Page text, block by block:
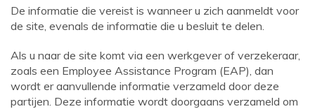
De informatie die vereist is wanneer u zich aanmeldt voor
de site, evenals de informatie die u besluit te delen.
Als u naar de site komt via een werkgever of verzekeraar,
zoals een Employee Assistance Program (EAP), dan
wordt er aanvullende informatie verzameld door deze
partijen. Deze informatie wordt doorgaans verzameld om